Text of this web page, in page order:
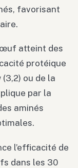
favorisant
atteint des
protéique
ou de la
par la
aminés
l’efficacité de
dans les 30